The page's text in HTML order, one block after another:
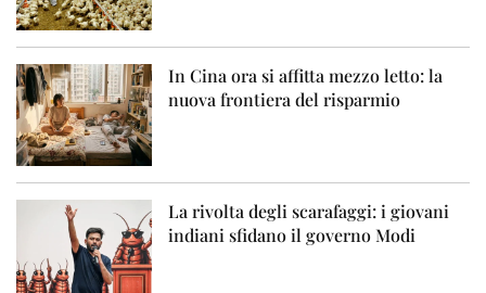
In Cina ora si affitta mezzo letto: la
nuova frontiera del risparmio
La rivolta degli scarafaggi: i giovani
indiani sfidano il governo Modi